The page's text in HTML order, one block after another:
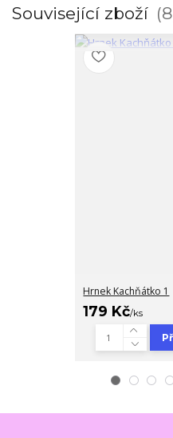
Související zboží 8
Hrnek Kachňátko 1
179 Kč/ks